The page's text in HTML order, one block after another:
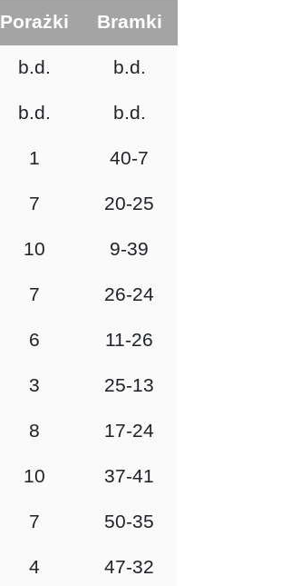
Porażki Bramki
b.d. b.d.
b.d. b.d.
1 40-7
7 20-25
10 9-39
7 26-24
6 11-26
3 25-13
8 17-24
10 37-41
7 50-35
4 47-32